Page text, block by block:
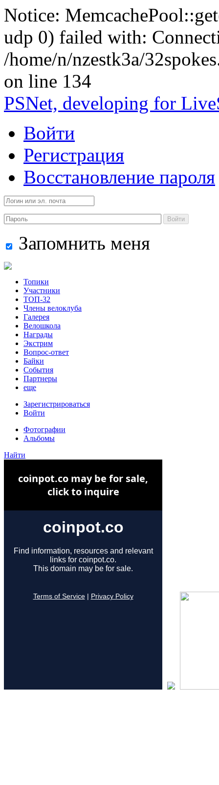
Notice:
udp 0) failed with:
/home/n/nzestk3a/
on line 134
PSNet, developing for
Войти
Регистрация
Восстановление пароля
Войти
Запомнить меня
Топики
Участники
ТОП-32
Члены велоклуба
Галерея
Велошкола
Награды
Экстрим
Вопрос-ответ
Байки
События
Партнеры
еще
Зарегистрироваться
Войти
Фотографии
Альбомы
Найти